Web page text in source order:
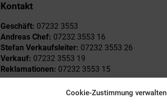
Cookie-Zustimmung verwalten
Kontakt
Geschäft: 07232 3553
Andreas Chef: 07232 3553 16
Stefan Verkaufsleiter: 07232 3553 26
Verkauf: 07232 3553 19
Reklamationen: 07232 3553 15